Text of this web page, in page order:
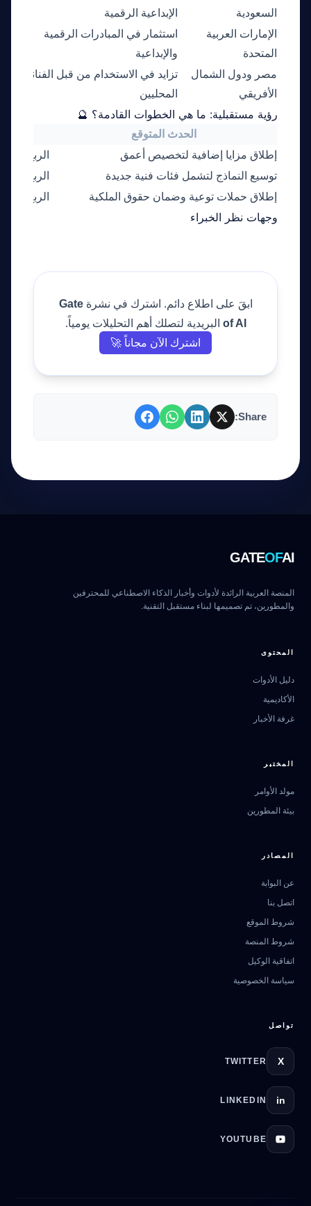
السعودية
الإبداعية الرقمية
الإمارات العربية
المتحدة
استثمار في المبادرات الرقمية
والإبداعية
مصر ودول الشمال
الأفريقي
تزايد في الاستخدام من قبل الفنانين
المحليين
رؤية مستقبلية: ما هي الخطوات القادمة؟ 🔮
الحدث المتوقع
إطلاق مزايا إضافية لتخصيص أعمق
الربع الثالث
توسيع النماذج لتشمل فئات فنية جديدة
الربع الأول
إطلاق حملات توعية وضمان حقوق الملكية
الربع الرابع
وجهات نظر الخبراء
ابقَ على اطلاع دائم. اشترك في نشرةGate
of AI البريدية لتصلك أهم التحليلات يومياً.
اشترك الآن مجاناً 🚀
Share:
GATEOFAI
المنصة العربية الرائدة لأدوات وأخبار الذكاء الاصطناعي للمحترفين
والمطورين، تم تصميمها لبناء مستقبل التقنية.
المحتوى
دليل الأدوات
الأكاديمية
غرفة الأخبار
المختبر
مولد الأوامر
بيئة المطورين
المصادر
عن البوابة
اتصل بنا
شروط الموقع
شروط المنصة
اتفاقية الوكيل
سياسة الخصوصية
تواصل
X
TWITTER
in
LINKEDIN
YOUTUBE